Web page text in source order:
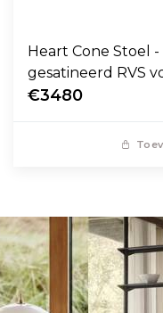
Heart Cone Stoel
gesatineerd RVS
€3480